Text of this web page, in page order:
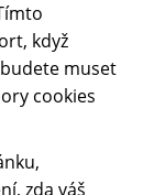
když
muset
cookies
zda váš